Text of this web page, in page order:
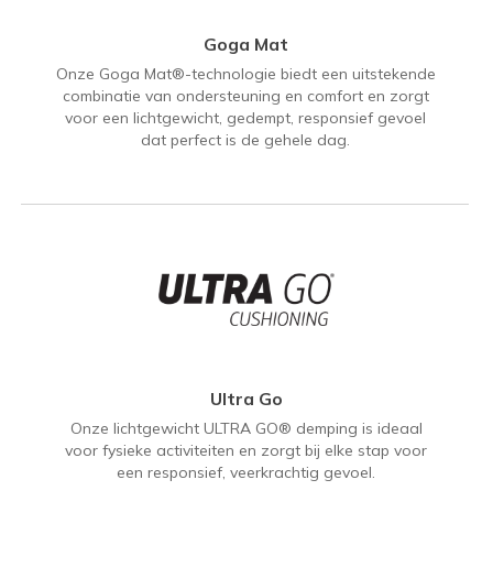
Goga Mat
Onze Goga Mat®-technologie biedt een uitstekende
combinatie van ondersteuning en comfort en zorgt
voor een lichtgewicht, gedempt, responsief gevoel
dat perfect is de gehele dag.
Ultra Go
Onze lichtgewicht ULTRA GO® demping is ideaal
voor fysieke activiteiten en zorgt bij elke stap voor
een responsief, veerkrachtig gevoel.